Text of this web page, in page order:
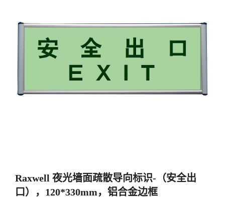
Raxwell 夜光墙面疏散导向标识-（安全出
口），120*330mm，铝合金边框